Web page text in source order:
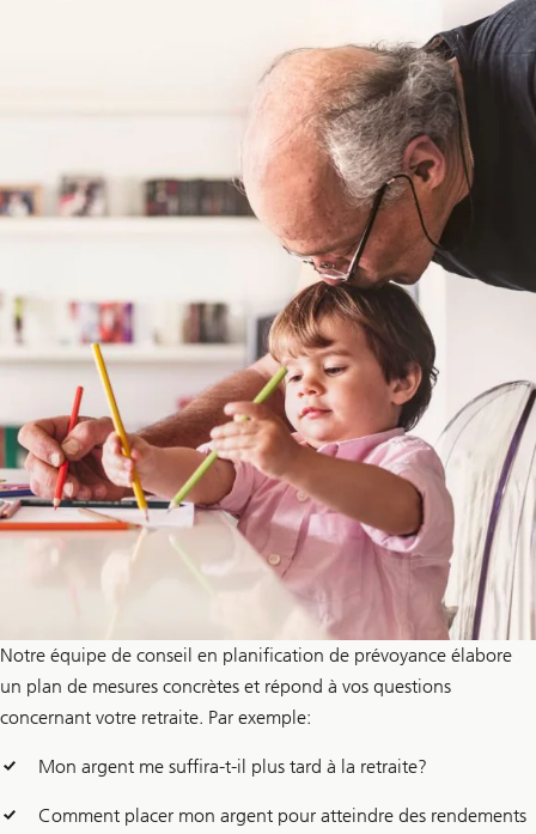
Notre équipe de conseil en planification de prévoyance élabore
un plan de mesures concrètes et répond à vos questions
concernant votre retraite. Par exemple:
Mon argent me suffira-t-il plus tard à la retraite?
Comment placer mon argent pour atteindre des rendements